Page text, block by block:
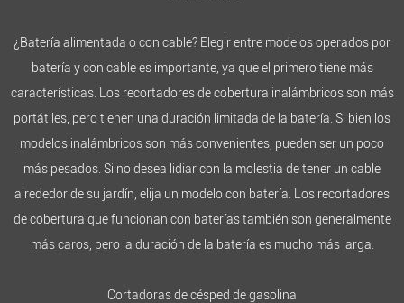
¿Batería alimentada o con cable? Elegir entre modelos operados por
batería y con cable es importante, ya que el primero tiene más
características. Los recortadores de cobertura inalámbricos son más
portátiles, pero tienen una duración limitada de la batería. Si bien los
modelos inalámbricos son más convenientes, pueden ser un poco
más pesados. Si no desea lidiar con la molestia de tener un cable
alrededor de su jardín, elija un modelo con batería. Los recortadores
de cobertura que funcionan con baterías también son generalmente
más caros, pero la duración de la batería es mucho más larga.
Cortadoras de césped de gasolina